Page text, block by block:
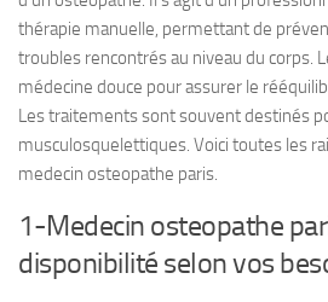
thérapie manuelle, permettant de
troubles rencontrés au niveau du corps.
médecine douce pour assurer le
Les traitements sont souvent destinés
musculosquelettiques. Voici toutes les
medecin osteopathe paris.
1-Medecin osteopathe
disponibilité selon vos